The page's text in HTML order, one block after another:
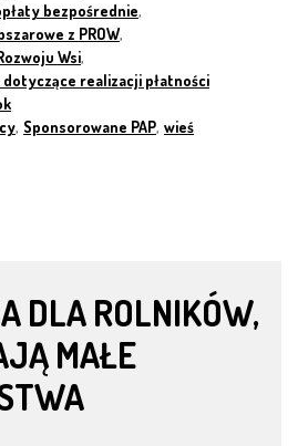
bezpośrednie,
z PROW,
Wsi,
realizacji płatności
, Sponsorowane PAP, wieś
DLA ROLNIKÓW,
MAŁE